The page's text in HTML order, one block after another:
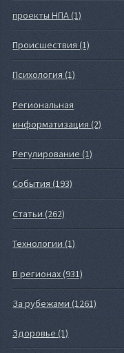
проекты НПА (1)
Происшествия (1)
Психология (1)
Региональная
информатизация (2)
Регулирование (1)
События (193)
Статьи (262)
Технологии (1)
В регионах (931)
За рубежами (1261)
Здоровье (1)